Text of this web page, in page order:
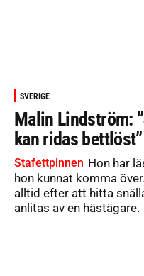
SVERIGE
Malin Lindström:
kan ridas bettlöst”
Stafettpinnen Hon har
hon kunnat komma
alltid efter att hitta
anlitas av en hästägare.